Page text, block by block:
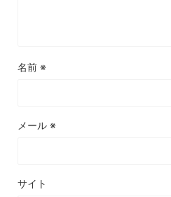
名前 ※
メール ※
サイト